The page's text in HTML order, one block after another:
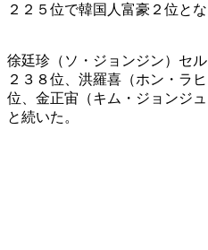
２２５位で韓国人富豪２位とな
徐廷珍（ソ・ジョンジン）セ
２３８位、洪羅喜（ホン・ラ
位、金正宙（キム・ジョンジ
と続いた。